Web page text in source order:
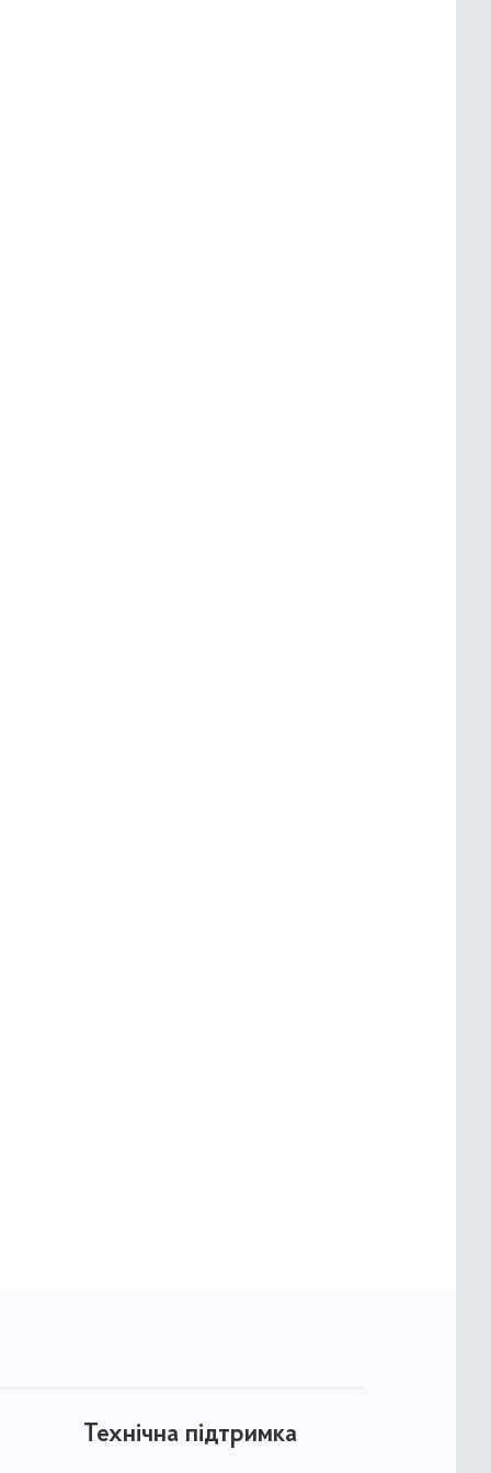
Технічна підтримка